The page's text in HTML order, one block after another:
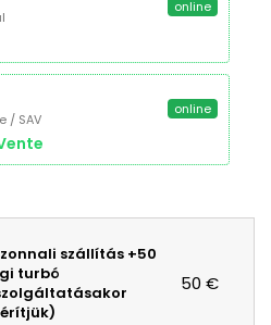
online
/ SAV
online
szállítás +50
turbó
50 €